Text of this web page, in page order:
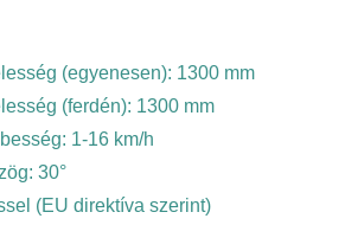
(egyenesen): 1300 mm
(ferdén): 1300 mm
1-16 km/h
30°
(EU direktíva szerint)